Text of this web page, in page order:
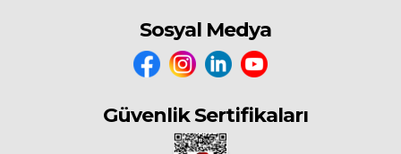
Sosyal Medya
Güvenlik Sertifikaları